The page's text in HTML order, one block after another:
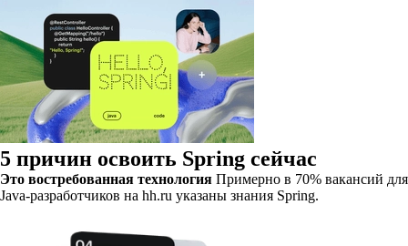
5 причин освоить Spring сейчас
Это востребованная технология Примерно в 70% вакансий для
Java-разработчиков на hh.ru указаны знания Spring.